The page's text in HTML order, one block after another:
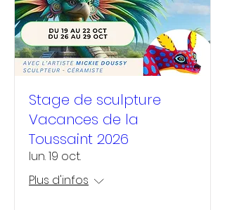
Stage de sculpture
Vacances de la
Toussaint 2026
lun. 19 oct.
Plus d'infos